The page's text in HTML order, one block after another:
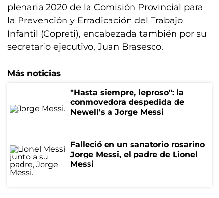
plenaria 2020 de la Comisión Provincial para
la Prevención y Erradicación del Trabajo
Infantil (Copreti), encabezada también por su
secretario ejecutivo, Juan Brasesco.
Más noticias
"Hasta siempre, leproso": la
conmovedora despedida de
Newell's a Jorge Messi
Falleció en un sanatorio rosarino
Jorge Messi, el padre de Lionel
Messi